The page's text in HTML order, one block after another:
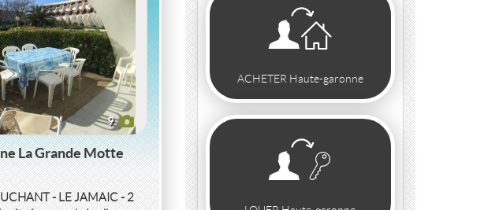
9
La Grande Motte
- LE JAMAIC - 2
ACHETER Haute-garonne